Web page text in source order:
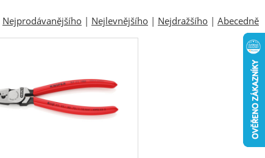
Nejprodávanějšího | Nejlevnějšího | Nejdražšího | Abecedně